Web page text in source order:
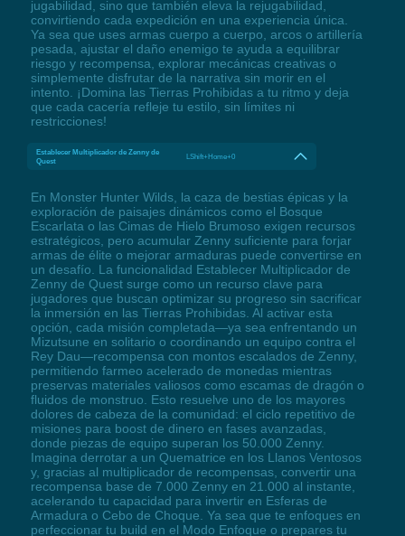
jugabilidad, sino que también eleva la rejugabilidad,
convirtiendo cada expedición en una experiencia única.
Ya sea que uses armas cuerpo a cuerpo, arcos o artillería
pesada, ajustar el daño enemigo te ayuda a equilibrar
riesgo y recompensa, explorar mecánicas creativas o
simplemente disfrutar de la narrativa sin morir en el
intento. ¡Domina las Tierras Prohibidas a tu ritmo y deja
que cada cacería refleje tu estilo, sin límites ni
restricciones!
Establecer Multiplicador de Zenny de
Quest
LShift+Home+0
En Monster Hunter Wilds, la caza de bestias épicas y la
exploración de paisajes dinámicos como el Bosque
Escarlata o las Cimas de Hielo Brumoso exigen recursos
estratégicos, pero acumular Zenny suficiente para forjar
armas de élite o mejorar armaduras puede convertirse en
un desafío. La funcionalidad Establecer Multiplicador de
Zenny de Quest surge como un recurso clave para
jugadores que buscan optimizar su progreso sin sacrificar
la inmersión en las Tierras Prohibidas. Al activar esta
opción, cada misión completada—ya sea enfrentando un
Mizutsune en solitario o coordinando un equipo contra el
Rey Dau—recompensa con montos escalados de Zenny,
permitiendo farmeo acelerado de monedas mientras
preservas materiales valiosos como escamas de dragón o
fluidos de monstruo. Esto resuelve uno de los mayores
dolores de cabeza de la comunidad: el ciclo repetitivo de
misiones para boost de dinero en fases avanzadas,
donde piezas de equipo superan los 50.000 Zenny.
Imagina derrotar a un Quematrice en los Llanos Ventosos
y, gracias al multiplicador de recompensas, convertir una
recompensa base de 7.000 Zenny en 21.000 al instante,
acelerando tu capacidad para invertir en Esferas de
Armadura o Cebo de Choque. Ya sea que te enfoques en
perfeccionar tu build en el Modo Enfoque o prepares tu